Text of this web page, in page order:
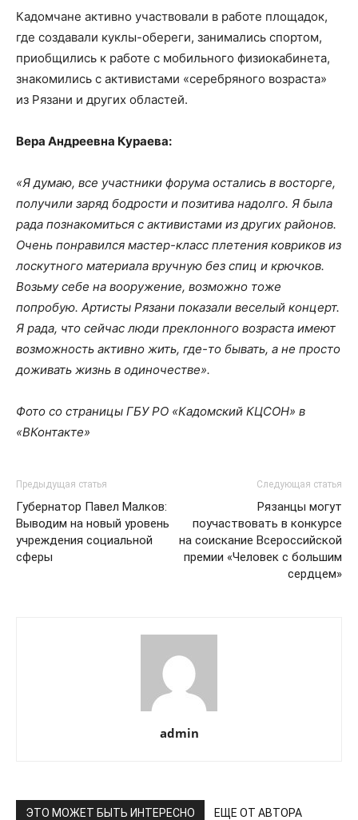
Кадомчане активно участвовали в работе площадок,
где создавали куклы-обереги, занимались спортом,
приобщились к работе с мобильного физиокабинета,
знакомились с активистами «серебряного возраста»
из Рязани и других областей.
Вера Андреевна Кураева:
«Я думаю, все участники форума остались в восторге,
получили заряд бодрости и позитива надолго. Я была
рада познакомиться с активистами из других районов.
Очень понравился мастер-класс плетения ковриков из
лоскутного материала вручную без спиц и крючков.
Возьму себе на вооружение, возможно тоже
попробую. Артисты Рязани показали веселый концерт.
Я рада, что сейчас люди преклонного возраста имеют
возможность активно жить, где-то бывать, а не просто
доживать жизнь в одиночестве».
Фото со страницы ГБУ РО «Кадомский КЦСОН» в
«ВКонтакте»
Предыдущая статья
Губернатор Павел Малков:
Выводим на новый уровень
учреждения социальной
сферы
Следующая статья
Рязанцы могут
поучаствовать в конкурсе
на соискание Всероссийской
премии «Человек с большим
сердцем»
admin
ЭТО МОЖЕТ БЫТЬ ИНТЕРЕСНО ЕЩЕ ОТ АВТОРА